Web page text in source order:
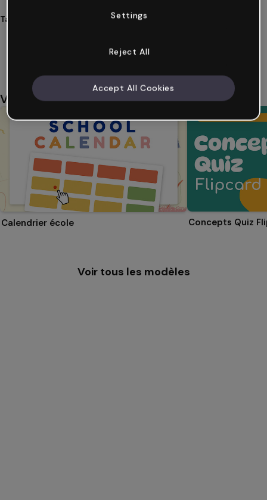
Tags
Vous aimerez aussi
Calendrier école Concepts Quiz
Voir tous les modèles
Settings
Reject All
Accept All Cookies